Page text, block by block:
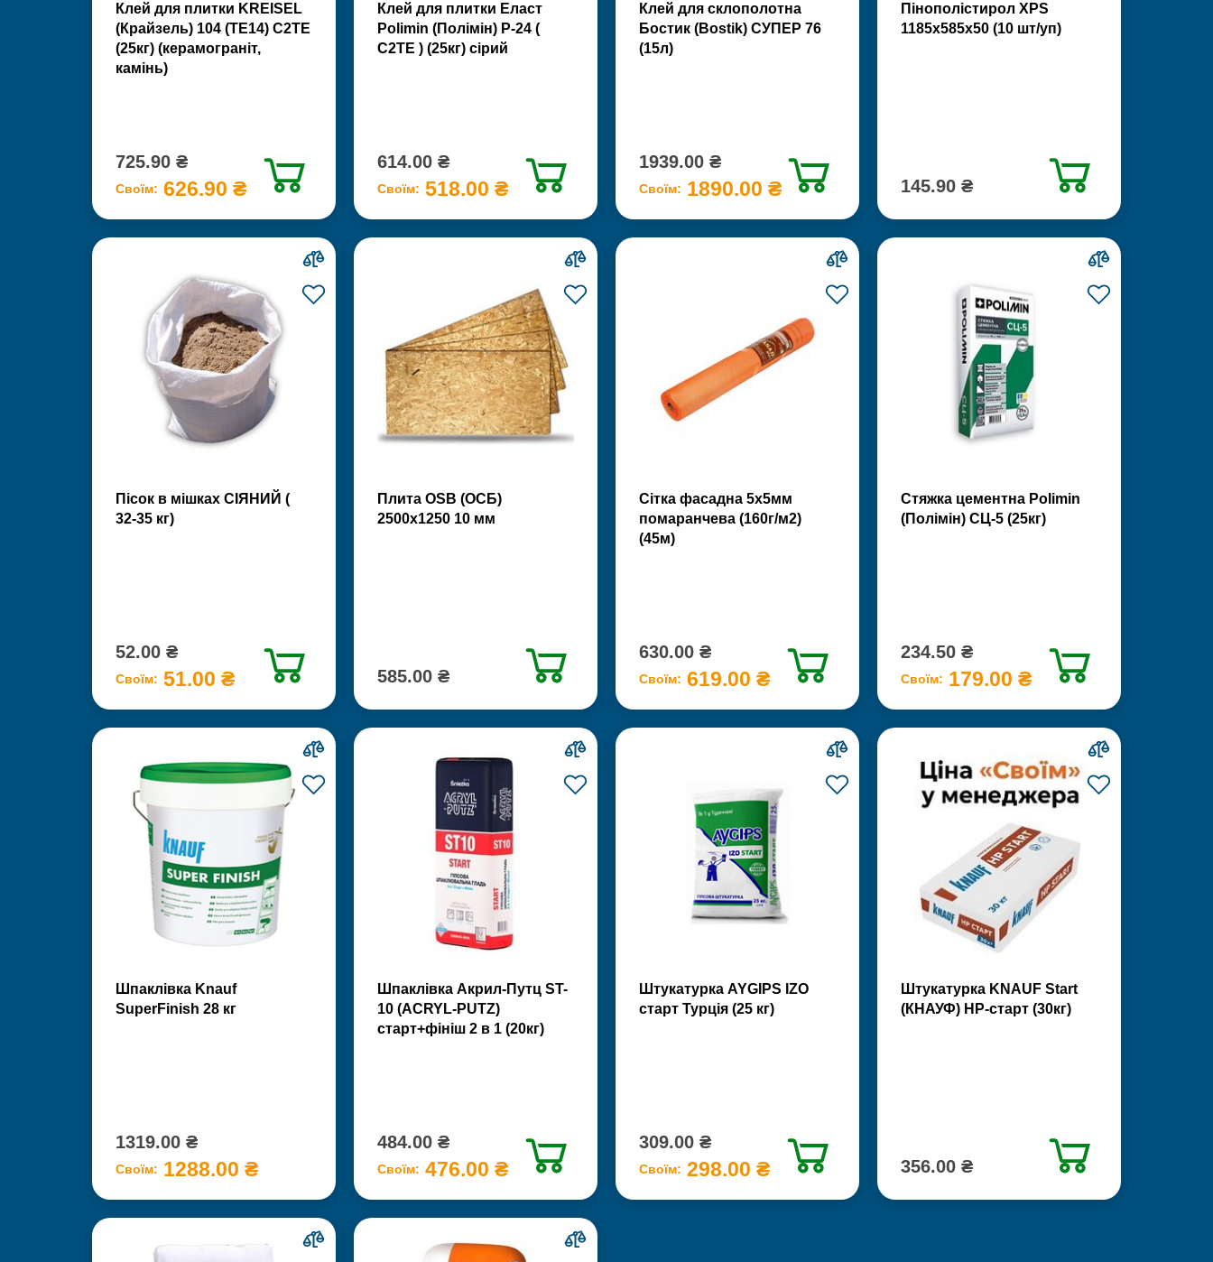
Клей для плитки KREISEL
(Крайзель) 104 (ТЕ14) С2TE
(25кг) (керамограніт,
камінь)
725.90 ₴
Своїм: 626.90 ₴
Клей для плитки Еласт
Polimin (Полімін) Р-24 (
С2ТЕ ) (25кг) сірий
614.00 ₴
Своїм: 518.00 ₴
Клей для склополотна
Бостик (Bostik) СУПЕР 76
(15л)
1939.00 ₴
Своїм: 1890.00 ₴
Пінополістирол XPS
1185х585х50 (10 шт/уп)
145.90 ₴
Пісок в мішках СІЯНИЙ (
32-35 кг)
52.00 ₴
Своїм: 51.00 ₴
Плита OSB (ОСБ)
2500х1250 10 мм
585.00 ₴
Сітка фасадна 5х5мм
помаранчева (160г/м2)
(45м)
630.00 ₴
Своїм: 619.00 ₴
Стяжка цементна Polimin
(Полімін) СЦ-5 (25кг)
234.50 ₴
Своїм: 179.00 ₴
Шпаклівка Knauf
SuperFinish 28 кг
1319.00 ₴
Своїм: 1288.00 ₴
Шпаклівка Акрил-Путц ST-
10 (ACRYL-PUTZ)
старт+фініш 2 в 1 (20кг)
484.00 ₴
Своїм: 476.00 ₴
Штукатурка AYGIPS IZO
старт Турція (25 кг)
309.00 ₴
Своїм: 298.00 ₴
Штукатурка KNAUF Start
(КНАУФ) НР-старт (30кг)
356.00 ₴